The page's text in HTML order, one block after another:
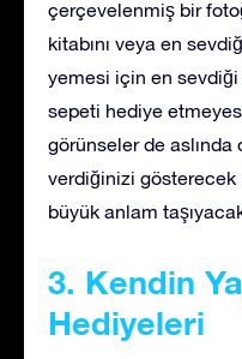
çerçevelenmiş bir
kitabını veya en
yemesi için en sevdiği
sepeti hediye
görünseler de aslında
verdiğinizi gösterecek
büyük anlam
3. Kendin
Hediyeleri